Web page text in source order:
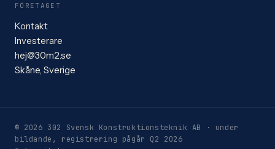
FÖRETAGET
Kontakt
Investerare
hej@30m2.se
Skåne, Sverige
© 2026 302 Svensk Konstruktionsteknik AB · under
bildande, registrering pågår Q2 2026